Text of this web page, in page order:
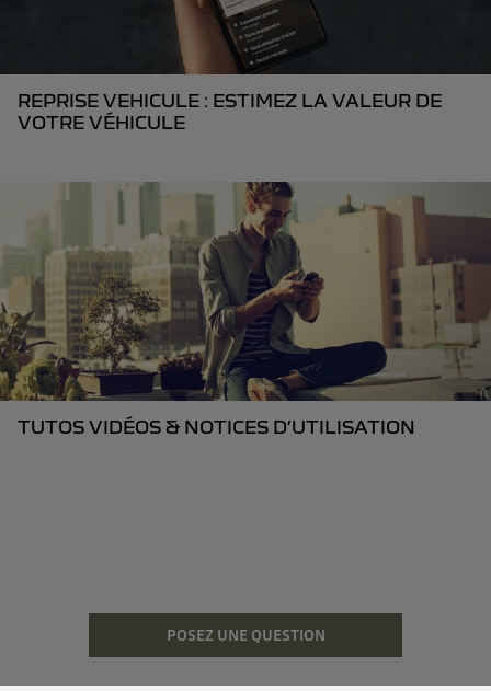
REPRISE VEHICULE : ESTIMEZ LA VALEUR DE
VOTRE VÉHICULE
TUTOS VIDÉOS & NOTICES D’UTILISATION
POSEZ UNE QUESTION